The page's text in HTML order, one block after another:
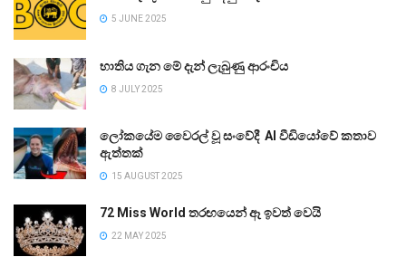
5 JUNE 2025
භාතිය ගැන මේ දැන් ලැබුණු ආරංචිය
8 JULY 2025
ලෝකයේම වෛරල් වූ සංවේදී AI වීඩියෝවේ කතාව
ඇත්තක්
15 AUGUST 2025
72 Miss World තරඟයෙන් ඈ ඉවත් වෙයි
22 MAY 2025